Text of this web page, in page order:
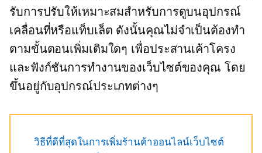
รับการปรับให้เหมาะสมสำหรับการดูบนอุปกรณ์
เคลื่อนที่หรือแท็บเล็ต ดังนั้นคุณไม่จำเป็นต้องทำ
ตามขั้นตอนเพิ่มเติมใดๆ เพื่อประสานเค้าโครง
และฟังก์ชันการทำงานของเว็บไซต์ของคุณ โดย
ขึ้นอยู่กับอุปกรณ์ประเภทต่างๆ
วิธีที่ดีที่สุดในการเพิ่มร้านค้าออนไลน์เว็บไซต์